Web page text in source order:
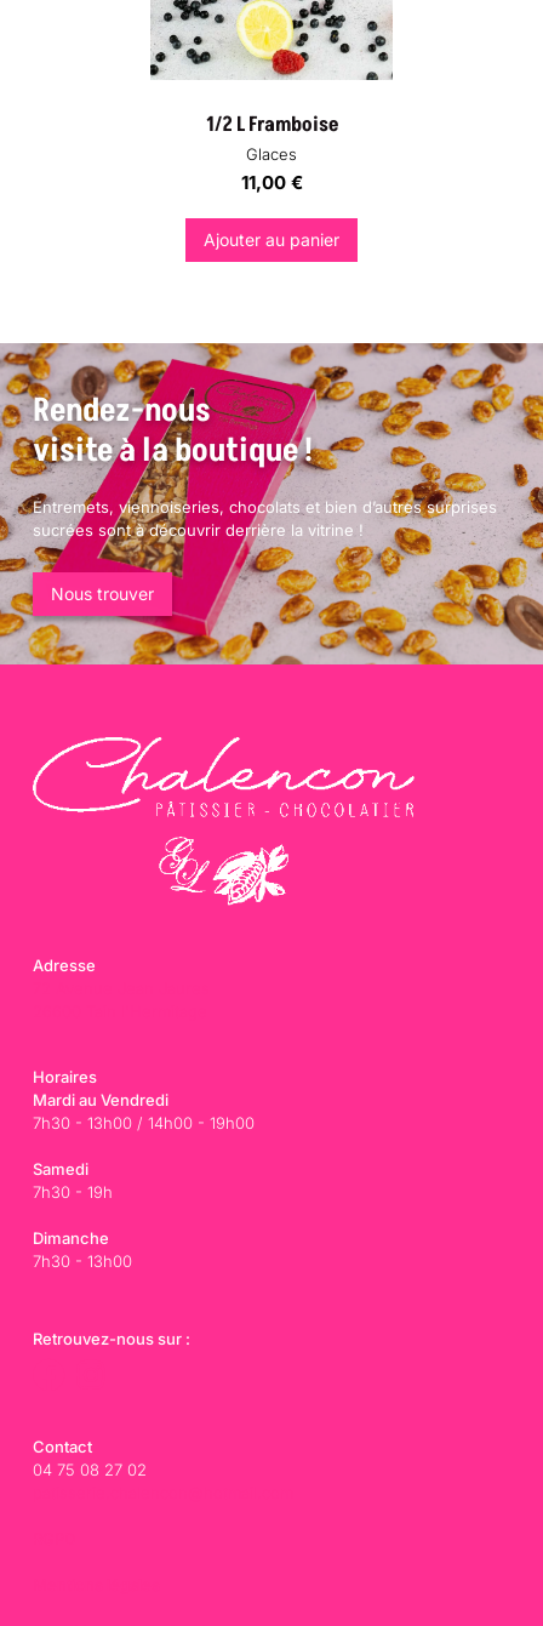
1/2 L Framboise
Glaces
11,00 €
Ajouter au panier
Rendez-nous
visite à la boutique !
Entremets, viennoiseries, chocolats et bien d’autres surprises
sucrées sont à découvrir derrière la vitrine !
Nous trouver
Adresse
Horaires
Mardi au Vendredi
7h30 - 13h00 / 14h00 - 19h00
Samedi
7h30 - 19h
Dimanche
7h30 - 13h00
Retrouvez-nous sur :
Contact
04 75 08 27 02